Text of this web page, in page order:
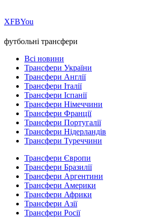
ХFBYou
футбольні трансфери
Всі новини
Трансфери України
Трансфери Англії
Трансфери Італії
Трансфери Іспанії
Трансфери Німеччини
Трансфери Франції
Трансфери Португалії
Трансфери Нідерландів
Трансфери Туреччини
Трансфери Європи
Трансфери Бразилії
Трансфери Аргентини
Трансфери Америки
Трансфери Африки
Трансфери Азії
Трансфери Росії